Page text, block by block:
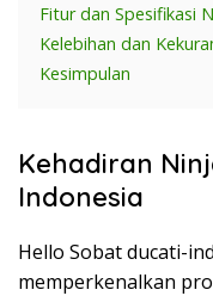
Fitur dan Spesifikasi
Kelebihan dan
Kesimpulan
Kehadiran
Indonesia
Hello Sobat ducati-
memperkenalkan